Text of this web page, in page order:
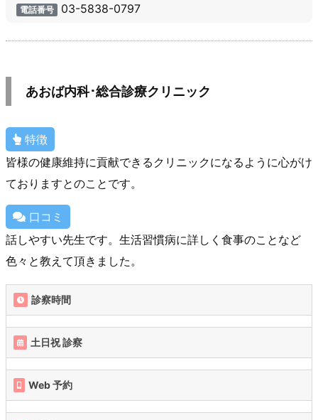
電話番号 03-5838-0797
あおば内科･総合診療クリニック
特徴
皆様の健康維持に貢献できるクリニックになるように心がけ
ておりますとのことです。
口コミ
話しやすい先生です。生活習慣病に詳しく食事のことなど
色々と教えて頂きました。
診察時間
土日祝 診察
Web 予約